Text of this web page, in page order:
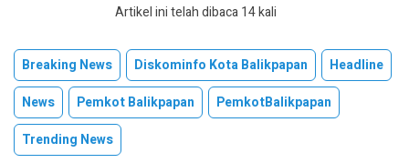
Artikel ini telah dibaca 14 kali
Breaking News Diskominfo Kota Balikpapan
Headline
News
Pemkot Balikpapan
PemkotBalikpapan
Trending News